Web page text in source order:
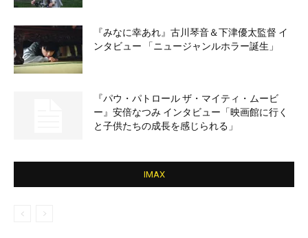
『みなに幸あれ』古川琴音＆下津優太監督 イ
ンタビュー 「ニュージャンルホラー誕生」
『パウ・パトロール ザ・マイティ・ムービ
ー』安倍なつみ インタビュー「映画館に行く
と子供たちの成長を感じられる」
IMAX